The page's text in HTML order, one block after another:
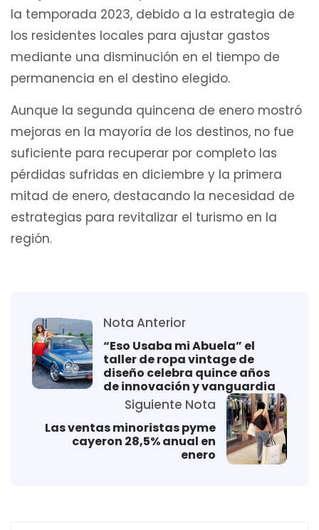
la temporada 2023, debido a la estrategia de
los residentes locales para ajustar gastos
mediante una disminución en el tiempo de
permanencia en el destino elegido.
Aunque la segunda quincena de enero mostró
mejoras en la mayoría de los destinos, no fue
suficiente para recuperar por completo las
pérdidas sufridas en diciembre y la primera
mitad de enero, destacando la necesidad de
estrategias para revitalizar el turismo en la
región.
Nota Anterior
“Eso Usaba mi Abuela” el
taller de ropa vintage de
diseño celebra quince años
de innovación y vanguardia
Siguiente Nota
Las ventas minoristas pyme
cayeron 28,5% anual en
enero